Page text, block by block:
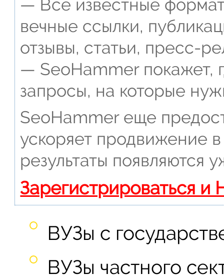
— Все известные
вечные ссылки,
отзывы, статьи, пресс-
— SeoHammer покажет,
запросы, на которые
SeoHammer еще
ускоряет продвижение
результаты появляются
Зарегистрироваться и
ВУЗы с
ВУЗы частного